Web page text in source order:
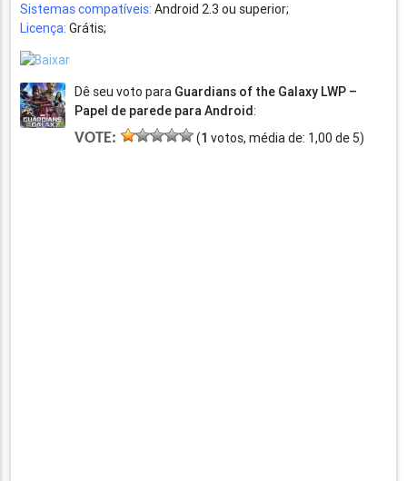
Sistemas compatíveis: Android 2.3 ou superior;
Licença: Grátis;
Dê seu voto para Guardians of the Galaxy LWP –
Papel de parede para Android:
VOTE: (1 votos, média de: 1,00 de 5)